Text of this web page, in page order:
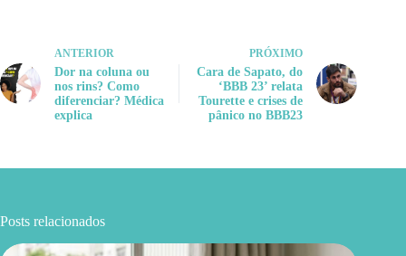
ANTERIOR
Dor na coluna ou
nos rins? Como
diferenciar? Médica
explica
PRÓXIMO
Cara de Sapato, do
‘BBB 23’ relata
Tourette e crises de
pânico no BBB23
Posts relacionados